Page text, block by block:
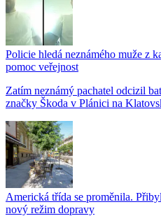
Policie hledá neznámého muže z
pomoc veřejnost
Zatím neznámý pachatel odcizil
značky Škoda v Plánici na
Americká třída se proměnila.
nový režim dopravy